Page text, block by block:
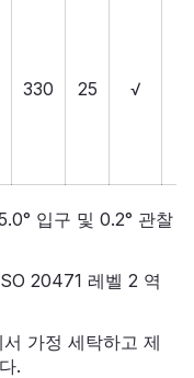
330 25 √
입구 및 0.2° 관찰
20471 레벨 2 역
가정 세탁하고 제
.